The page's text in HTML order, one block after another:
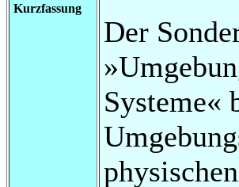
Kurzfassung
Der
Systeme«